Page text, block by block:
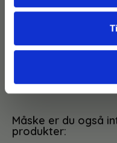
Butikker
Måske er du også
produkter: